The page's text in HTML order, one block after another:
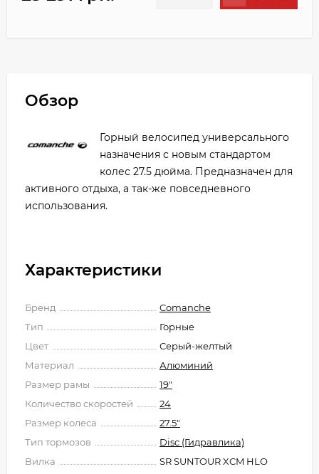
Обзор
Горный велосипед универсального
назначения с новым стандартом
колес 27.5 дюйма. Предназначен для
активного отдыха, а так-же повседневного
использования.
Характеристики
Бренд
Comanche
Тип
Горные
Цвет
Серый-желтый
Материал
Алюминий
Размер рамы
19"
Количество скоростей
24
Размер колеса
27.5"
Тип тормозов
Disc (Гидравлика)
Вилка
SR SUNTOUR XCM HLO